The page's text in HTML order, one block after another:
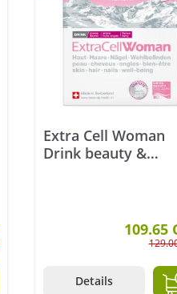
Extra Cell Woman
Drink beauty &
109.65
Details